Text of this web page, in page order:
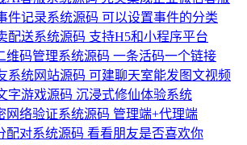
件记录系统源码 可以设置事件的分类
配送系统源码 支持H5和小程序平台
维码管理系统源码 一条活码一个链接
系统网站源码 可建聊天室能发图文视频
字游戏源码 沉浸式修仙体验系统
网络验证系统源码 管理端+代理端
配对系统源码 看看朋友是否喜欢你